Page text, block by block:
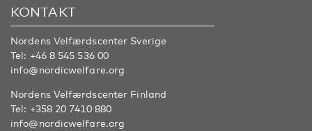
KONTAKT
Nordens Velfærdscenter Sverige
Tel: +46 8 545 536 00
info@nordicwelfare.org
Nordens Velfærdscenter Finland
Tel: +358 20 7410 880
info@nordicwelfare.org